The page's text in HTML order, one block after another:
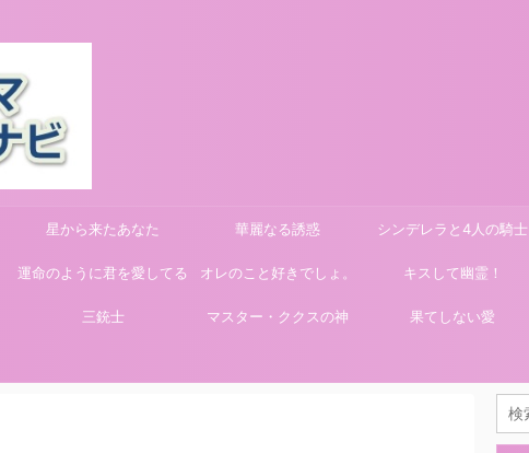
星から来たあなた 華麗なる誘惑 シンデレラと4人の騎士
運命のように君を愛してる オレのこと好きでしょ。 キスして幽霊！
三銃士 マスター・ククスの神 果てしない愛